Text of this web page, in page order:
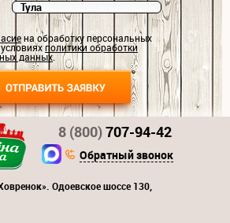
на обработку персональных
политики обработки
данных.
Одоевское шоссе 130,
8 (800)707-94-42
Обратный звонок